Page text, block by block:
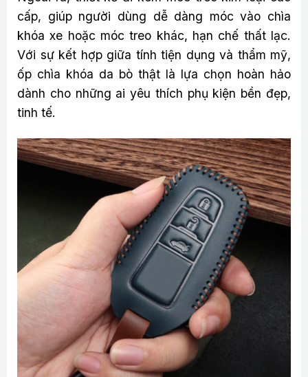
cấp, giúp người dùng dễ dàng móc vào chìa
khóa xe hoặc móc treo khác, hạn chế thất lạc.
Với sự kết hợp giữa tính tiện dụng và thẩm mỹ,
ốp chìa khóa da bò thật là lựa chọn hoàn hảo
dành cho những ai yêu thích phụ kiện bền đẹp,
tinh tế.